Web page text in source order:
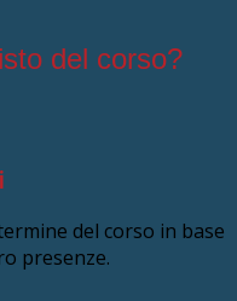
del corso?
del corso in base
presenze.